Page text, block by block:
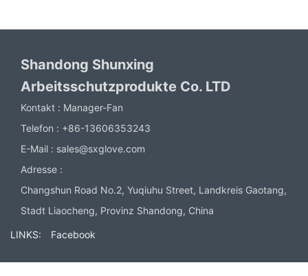
Shandong Shunxing
Arbeitsschutzprodukte Co. LTD
Kontakt : Manager-Fan
Telefon : +86-13606353243
E-Mail : sales@sxglove.com
Adresse :
Changshun Road No.2, Yuqiuhu Street, Landkreis Gaotang,
Stadt Liaocheng, Provinz Shandong, China
LINKS: Facebook